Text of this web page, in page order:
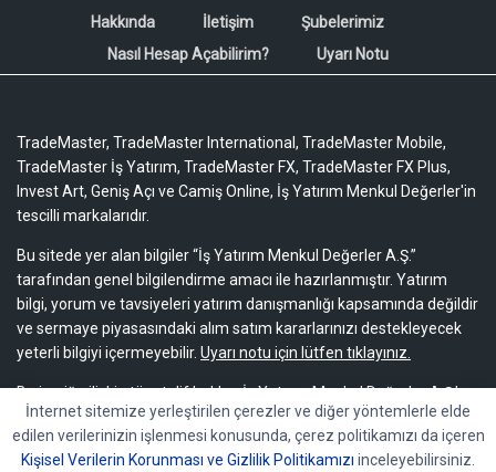
Hakkında İletişim
Şubelerimiz
Nasıl Hesap Açabilirim?
Uyarı Notu
TradeMaster, TradeMaster International, TradeMaster Mobile,
TradeMaster İş Yatırım, TradeMaster FX, TradeMaster FX Plus,
Invest Art, Geniş Açı ve Camiş Online, İş Yatırım Menkul Değerler'in
tescilli markalarıdır.
Bu sitede yer alan bilgiler “İş Yatırım Menkul Değerler A.Ş.”
tarafından genel bilgilendirme amacı ile hazırlanmıştır. Yatırım
bilgi, yorum ve tavsiyeleri yatırım danışmanlığı kapsamında değildir
ve sermaye piyasasındaki alım satım kararlarınızı destekleyecek
yeterli bilgiyi içermeyebilir. Uyarı notu için lütfen tıklayınız.
Bu içeriğe ilişkin tüm telif hakları İş Yatırım Menkul Değerler A.Ş.’ye
aittir. Bu içerik, açık iznimiz olmaksızın başkaları tarafından
herhangi bir amaçla, kısmen veya tamamen çoğaltılamaz,
dağıtılamaz, yayımlanamaz veya değiştirilemez.
İnternet sitemize yerleştirilen çerezler ve diğer yöntemlerle elde
edilen verilerinizin işlenmesi konusunda, çerez politikamızı da içeren
Kişisel Verilerin Korunması ve Gizlilik Politikamızı inceleyebilirsiniz.